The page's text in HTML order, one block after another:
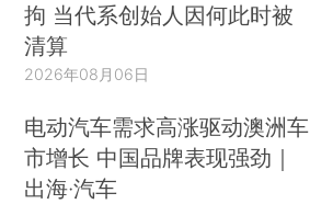
拘 当代系创始人因何此时被
清算
2026年08月06日
电动汽车需求高涨驱动澳洲车
市增长 中国品牌表现强劲｜
出海·汽车